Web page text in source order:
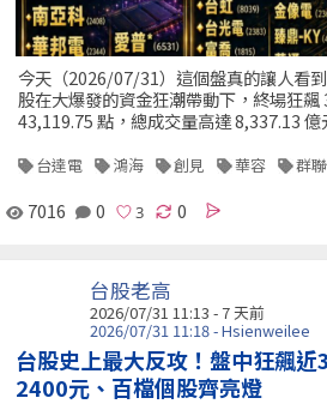
今天（2026/07/31）這個盤真的讓人看
股在大爆發的資金狂潮帶動下，終場狂飆
43,119.75 點，總成交量高達 8,337.13 億
台達電 鴻海 創見 華容 群聯
7016 0 0
台股老高
2026/07/31 11:13 - 7 天前
2026/07/31 11:18 - Hsienweilee
台股史上最大反攻！盤中狂飆
2400元、百檔個股齊亮燈